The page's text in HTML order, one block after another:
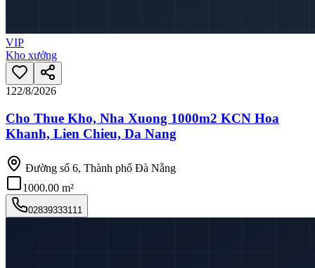
VIP
Kho xưởng
122/8/2026
Cho Thue Kho, Nha Xuong 1000m2 KCN Hoa
Khanh, Lien Chieu, Da Nang
Đường số 6, Thành phố Đà Nẵng
1000.00 m²
02839333111